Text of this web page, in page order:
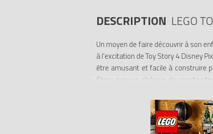
DESCRIPTION LEGO
Un moyen de faire découvrir à son
à l’excitation de Toy Story 4 Disney
être amusant et facile à construire
Story avec un châssis de
bien plus encore, tout seuls. Le
instructions de montage et à
Disney Pixar familier. Inclut une
- Les ensembles LEGO 4+ sont